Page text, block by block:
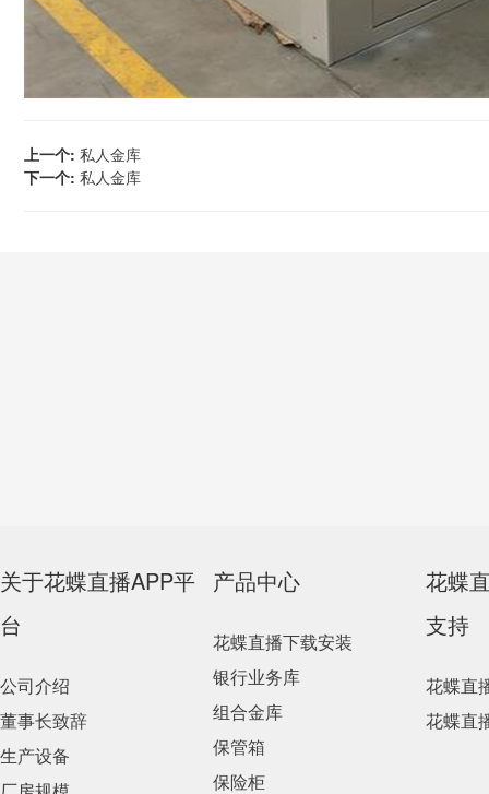
上一个: 私人金库
下一个: 私人金库
关于花蝶直播APP平
台
公司介绍
董事长致辞
生产设备
产品中心
花蝶直播下载安装
银行业务库
组合金库
保管箱
保险柜
花蝶
支持
花蝶直
花蝶直